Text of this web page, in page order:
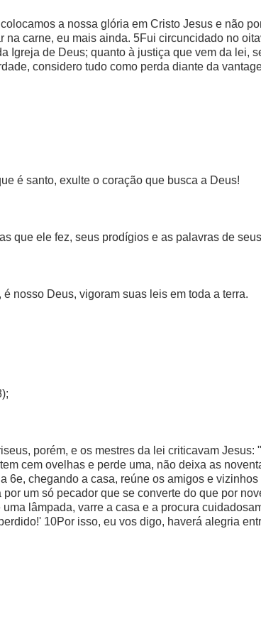
a nossa glória em Cristo Jesus e não
carne, eu mais ainda. 5Fui circuncidado no
de Deus; quanto à justiça que vem da lei,
considero tudo como perda diante da
é santo, exulte o coração que busca a Deus!
que ele fez, seus prodígios e as palavras de
nosso Deus, vigoram suas leis em toda a terra.
porém, e os mestres da lei criticavam Jesus:
cem ovelhas e perde uma, não deixa as
chegando a casa, reúne os amigos e
um só pecador que se converte do que por
lâmpada, varre a casa e a procura
10Por isso, eu vos digo, haverá alegria